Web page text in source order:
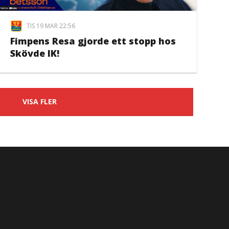
TIS 19 MAR 22:56
Fimpens Resa gjorde ett stopp hos
Skövde IK!
VISA FLER